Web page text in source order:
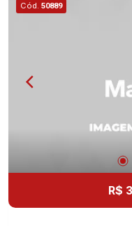
Cód. 50889
R$